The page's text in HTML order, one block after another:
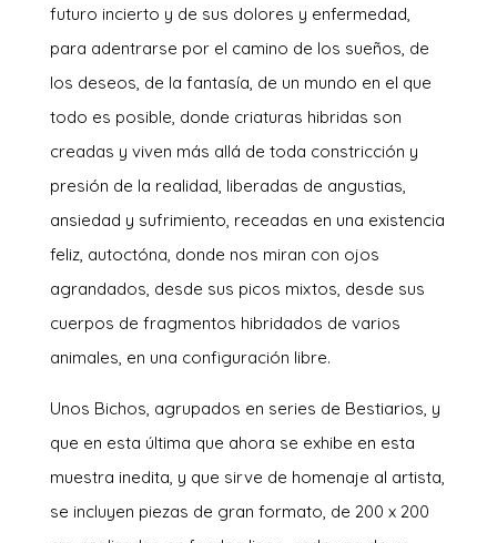
futuro incierto y de sus dolores y enfermedad,
para adentrarse por el camino de los sueños, de
los deseos, de la fantasía, de un mundo en el que
todo es posible, donde criaturas hibridas son
creadas y viven más allá de toda constricción y
presión de la realidad, liberadas de angustias,
ansiedad y sufrimiento, receadas en una existencia
feliz, autoctóna, donde nos miran con ojos
agrandados, desde sus picos mixtos, desde sus
cuerpos de fragmentos hibridados de varios
animales, en una configuración libre.
Unos Bichos, agrupados en series de Bestiarios, y
que en esta última que ahora se exhibe en esta
muestra inedita, y que sirve de homenaje al artista,
se incluyen piezas de gran formato, de 200 x 200